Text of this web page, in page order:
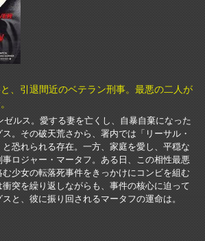
、引退間近のベテラン刑事。最悪の二人が
ゼルス。愛する妻を亡くし、自暴自棄になった
。その破天荒さから、署内では「リーサル・
恐れられる存在。一方、家庭を愛し、平穏な
ロジャー・マータフ。ある日、この相性最悪
少女の転落死事件をきっかけにコンビを組む
突を繰り返しながらも、事件の核心に迫って
と、彼に振り回されるマータフの運命は。